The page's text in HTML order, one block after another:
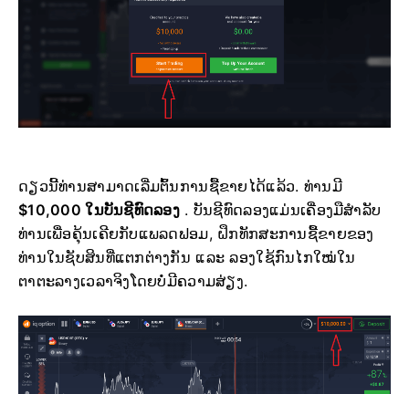
ດຽວນີ້ທ່ານສາມາດເລີ່ມຕົ້ນການຊື້ຂາຍໄດ້ແລ້ວ. ທ່ານມີ
$10,000 ໃນບັນຊີທົດລອງ . ບັນຊີທົດລອງແມ່ນເຄື່ອງມືສຳລັບ
ທ່ານເພື່ອຄຸ້ນເຄີຍກັບແພລດຟອມ, ຝຶກທັກສະການຊື້ຂາຍຂອງ
ທ່ານໃນຊັບສິນທີ່ແຕກຕ່າງກັນ ແລະ ລອງໃຊ້ກົນໄກໃໝ່ໃນ
ຕາຕະລາງເວລາຈິງໂດຍບໍ່ມີຄວາມສ່ຽງ.